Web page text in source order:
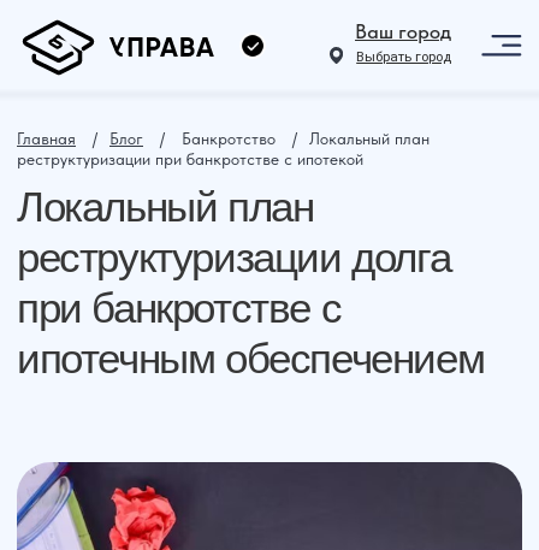
Выбрать город
Локальный план
реструктуризации долга
при банкротстве с
ипотечным обеспечением